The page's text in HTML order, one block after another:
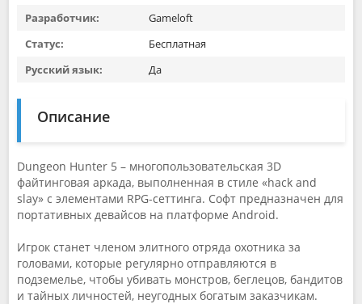
Разработчик:
Gameloft
Статус:
Бесплатная
Русский язык:
Да
Описание
Dungeon Hunter 5 – многопользовательская 3D
файтинговая аркада, выполненная в стиле «hack and
slay» с элементами RPG-сеттинга. Софт предназначен для
портативных девайсов на платформе Android.
Игрок станет членом элитного отряда охотника за
головами, которые регулярно отправляются в
подземелье, чтобы убивать монстров, беглецов, бандитов
и тайных личностей, неугодных богатым заказчикам.